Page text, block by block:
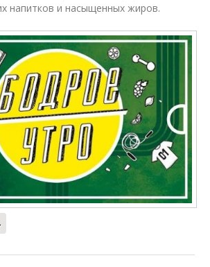
напитков и насыщенных жиров.